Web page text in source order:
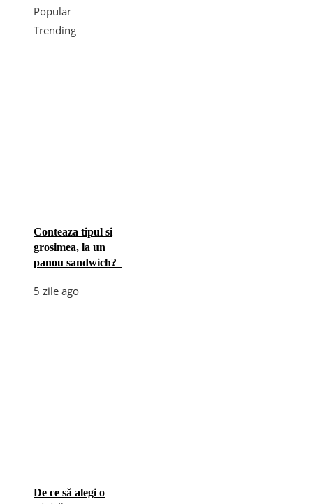
Popular
Trending
Conteaza tipul si
grosimea, la un
panou sandwich?
5 zile ago
De ce să alegi o